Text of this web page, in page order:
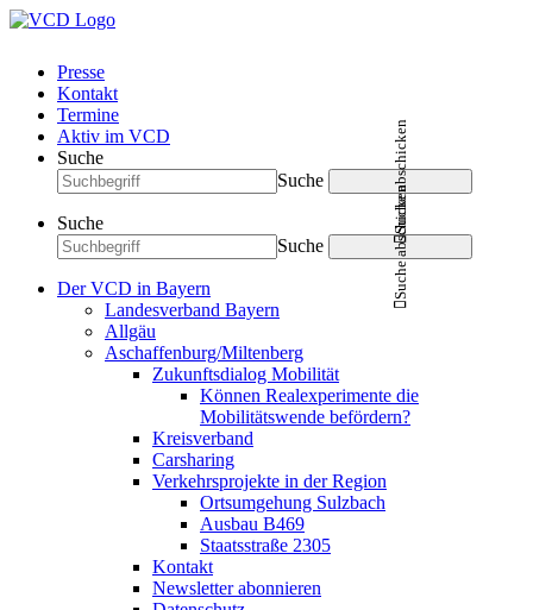
Presse
Kontakt
Termine
Aktiv im VCD
Suche
Suche
Suche abschicken
Suche
Suche
Suche abschicken
Der VCD in Bayern
Landesverband Bayern
Allgäu
Aschaffenburg/Miltenberg
Zukunftsdialog Mobilität
Können Realexperimente die
Mobilitätswende befördern?
Kreisverband
Carsharing
Verkehrsprojekte in der Region
Ortsumgehung Sulzbach
Ausbau B469
Staatsstraße 2305
Kontakt
Newsletter abonnieren